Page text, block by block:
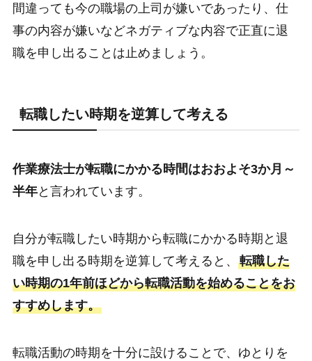
間違っても今の職場の上司が嫌いであったり、仕
事の内容が嫌いなどネガティブな内容で正直に退
職を申し出ることは止めましょう。
転職したい時期を逆算して考える
作業療法士が転職にかかる時間はおおよそ3か月～
半年と言われています。
自分が転職したい時期から転職にかかる時期と退
職を申し出る時期を逆算して考えると、 転職した
い時期の1年前ほどから転職活動を始めることをお
すすめします。
転職活動の時期を十分に設けることで、ゆとりを